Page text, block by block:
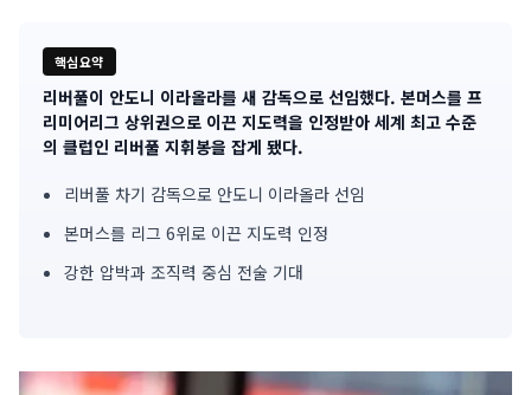
핵심요약
기
사
핵
심
리버풀이 안도니 이라올라를 새 감독으로 선임했다. 본머스를 프
리미어리그 상위권으로 이끈 지도력을 인정받아 세계 최고 수준
의 클럽인 리버풀 지휘봉을 잡게 됐다.
리버풀 차기 감독으로 안도니 이라올라 선임
본머스를 리그 6위로 이끈 지도력 인정
강한 압박과 조직력 중심 전술 기대